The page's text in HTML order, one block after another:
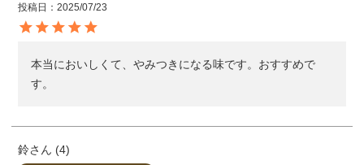
投稿日
2025/07/23
本当においしくて、やみつきになる味です。おすすめで
す。
鈴
4